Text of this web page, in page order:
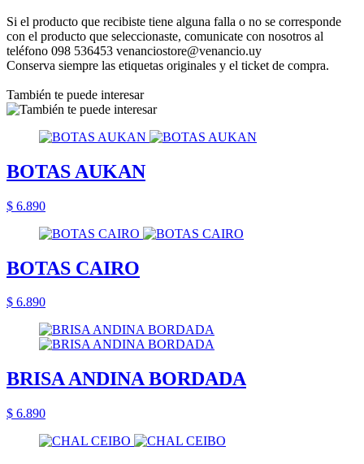
Si el producto que recibiste tiene alguna falla o no se corresponde
con el producto que seleccionaste, comunicate con nosotros al
teléfono 098 536453 venanciostore@venancio.uy
Conserva siempre las etiquetas originales y el ticket de compra.
También te puede interesar
BOTAS AUKAN
$ 6.890
BOTAS CAIRO
$ 6.890
BRISA ANDINA BORDADA
$ 6.890